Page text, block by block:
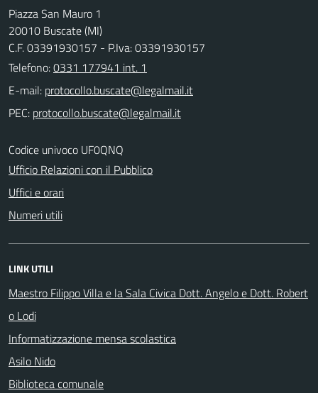
Piazza San Mauro 1
20010 Buscate (MI)
C.F. 03391930157 - P.Iva: 03391930157
Telefono:0331 177941 int. 1
E-mail:
PEC:
Codice univoco UF0QNQ
Ufficio Relazioni con il Pubblico
Uffici e orari
Numeri utili
LINK UTILI
Maestro Filippo Villa e la Sala Civica Dott. Angelo e Dott. Robert
o Lodi
Informatizzazione mensa scolastica
Asilo Nido
Biblioteca comunale